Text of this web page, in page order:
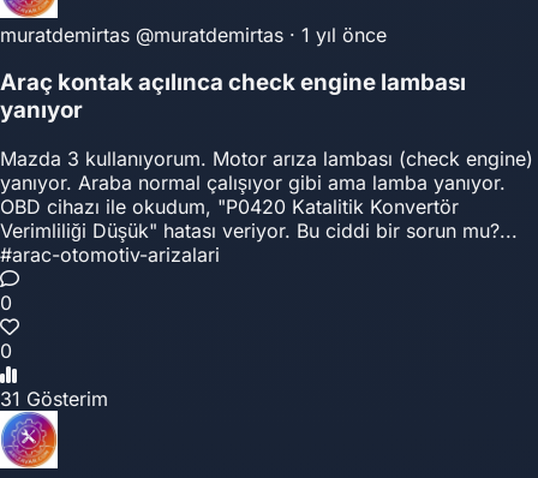
muratdemirtas @muratdemirtas · 1 yıl önce
Araç kontak açılınca check engine lambası
yanıyor
Mazda 3 kullanıyorum. Motor arıza lambası (check engine)
yanıyor. Araba normal çalışıyor gibi ama lamba yanıyor.
OBD cihazı ile okudum, "P0420 Katalitik Konvertör
Verimliliği Düşük" hatası veriyor. Bu ciddi bir sorun mu?...
#arac-otomotiv-arizalari
0
0
31 Gösterim